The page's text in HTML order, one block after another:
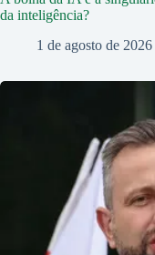
da inteligência?
1 de agosto de 2026